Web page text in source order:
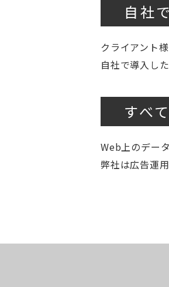
自社
クライアント
自社で導入し
すべ
Web上のデー
弊社は広告運